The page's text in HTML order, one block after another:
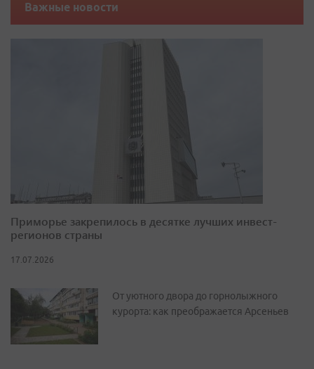
Важные новости
Приморье закрепилось в десятке лучших инвест-
регионов страны
17.07.2026
От уютного двора до горнолыжного
курорта: как преображается Арсеньев